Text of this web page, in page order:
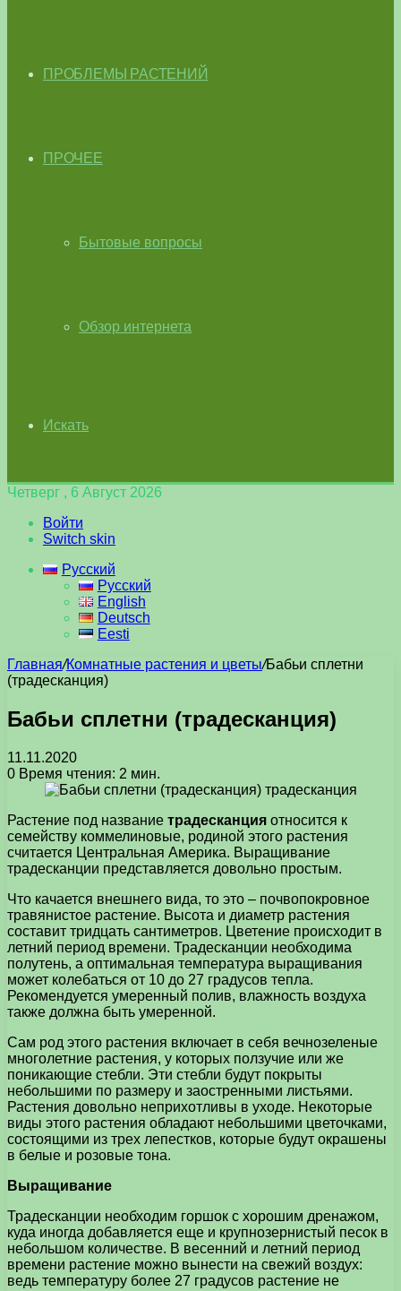
ПРОБЛЕМЫ РАСТЕНИЙ
ПРОЧЕЕ
Бытовые вопросы
Обзор интернета
Искать
Четверг , 6 Август 2026
Войти
Switch skin
Русский
Русский
English
Deutsch
Eesti
Главная/Комнатные растения и цветы/Бабьи сплетни
(традесканция)
Бабьи сплетни (традесканция)
11.11.2020
0 Время чтения: 2 мин.
Растение под название традесканция относится к
семейству коммелиновые, родиной этого растения
считается Центральная Америка. Выращивание
традесканции представляется довольно простым.
Что качается внешнего вида, то это – почвопокровное
травянистое растение. Высота и диаметр растения
составит тридцать сантиметров. Цветение происходит в
летний период времени. Традесканции необходима
полутень, а оптимальная температура выращивания
может колебаться от 10 до 27 градусов тепла.
Рекомендуется умеренный полив, влажность воздуха
также должна быть умеренной.
Сам род этого растения включает в себя вечнозеленые
многолетние растения, у которых ползучие или же
поникающие стебли. Эти стебли будут покрыты
небольшими по размеру и заостренными листьями.
Растения довольно неприхотливы в уходе. Некоторые
виды этого растения обладают небольшими цветочками,
состоящими из трех лепестков, которые будут окрашены
в белые и розовые тона.
Выращивание
Традесканции необходим горшок с хорошим дренажом,
куда иногда добавляется еще и крупнозернистый песок в
небольшом количестве. В весенний и летний период
времени растение можно вынести на свежий воздух:
ведь температуру более 27 градусов растение не